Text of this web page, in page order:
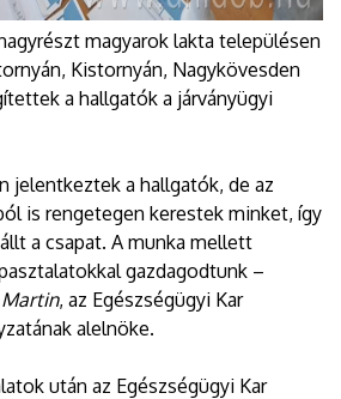
magyarok lakta településen
Kistornyán, Nagykövesden
a hallgatók a járványügyi
jelentkeztek a hallgatók, de az
is rengetegen kerestek minket, így
a csapat. A munka mellett
gazdagodtunk –
, az Egészségügyi Kar
alelnöke.
után az Egészségügyi Kar